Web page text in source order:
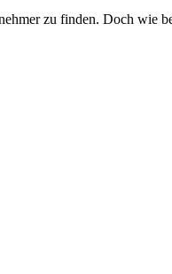
zu finden. Doch wie